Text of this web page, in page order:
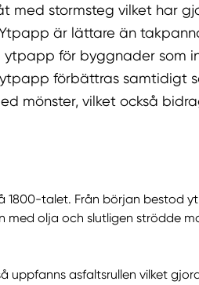
med stormsteg vilket har
är lättare än
för byggnader som
ytpapp förbättras samtidigt
mönster, vilket också
1800-talet. Från början bestod
med olja och slutligen strödde
uppfanns asfaltsrullen vilket